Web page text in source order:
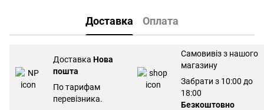
Доставка Оплата
Доставка Нова
пошта
По тарифам
перевізника.
Самовивіз з нашого
магазину
Забрати з 10:00 до
18:00
Безкоштовно